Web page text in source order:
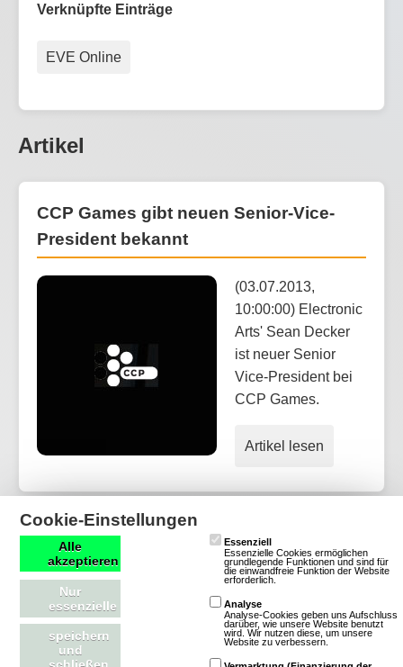
Verknüpfte Einträge
EVE Online
Artikel
CCP Games gibt neuen Senior-Vice-
President bekannt
(03.07.2013,
10:00:00) Electronic
Arts' Sean Decker
ist neuer Senior
Vice-President bei
CCP Games.
Artikel lesen
mmofacts.com Mitmachen
Cookie-Einstellungen
Alle
akzeptieren
Nur
essenzielle
speichern
und
Essenziell
Essenzielle Cookies ermöglichen
grundlegende Funktionen und sind für
die einwandfreie Funktion der Website
erforderlich.
Analyse
Analyse-Cookies geben uns Aufschluss
darüber, wie unsere Website benutzt
wird. Wir nutzen diese, um unsere
Website zu verbessern.